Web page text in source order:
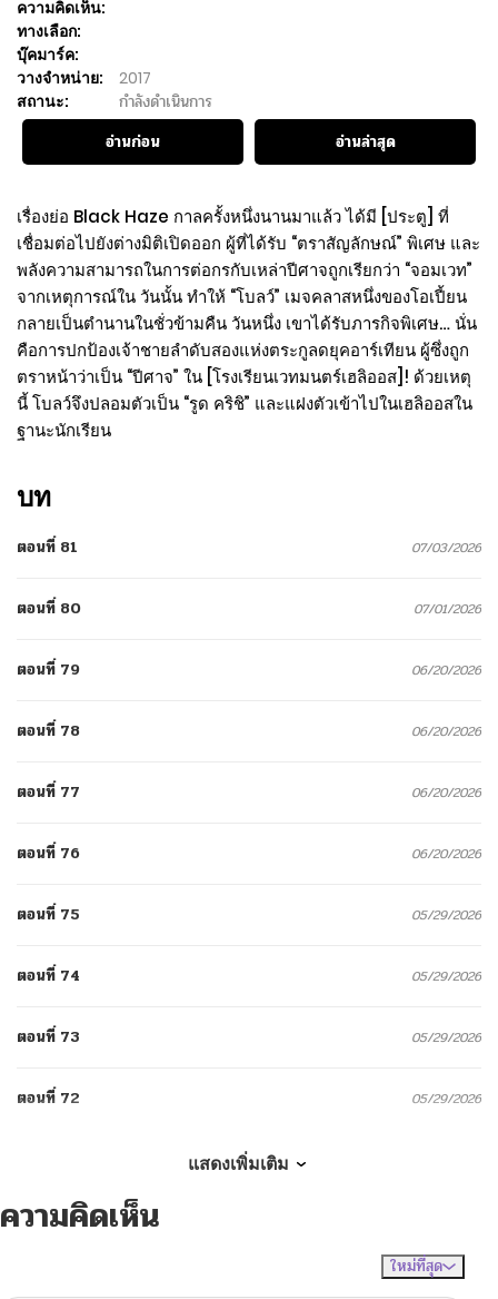
ความคิดเห็น:
ทางเลือก:
บุ๊คมาร์ค:
วางจำหน่าย:
2017
สถานะ:
กำลังดำเนินการ
อ่านก่อน
อ่านล่าสุด
เรื่องย่อ Black Haze กาลครั้งหนึ่งนานมาแล้ว ได้มี [ประตู] ที่
เชื่อมต่อไปยังต่างมิติเปิดออก ผู้ที่ได้รับ “ตราสัญลักษณ์” พิเศษ และ
พลังความสามารถในการต่อกรกับเหล่าปีศาจถูกเรียกว่า “จอมเวท”
จากเหตุการณ์ใน วันนั้น ทำให้ “โบลว์” เมจคลาสหนึ่งของโอเปี้ยน
กลายเป็นตำนานในชั่วข้ามคืน วันหนึ่ง เขาได้รับภารกิจพิเศษ… นั่น
คือการปกป้องเจ้าชายลำดับสองแห่งตระกูลดยุคอาร์เทียน ผู้ซึ่งถูก
ตราหน้าว่าเป็น “ปีศาจ” ใน [โรงเรียนเวทมนตร์เฮลิออส]! ด้วยเหตุ
นี้ โบลว์จึงปลอมตัวเป็น “รูด คริชิ” และแฝงตัวเข้าไปในเฮลิออสใน
ฐานะนักเรียน
บท
ตอนที่ 81 07/03/2026
ตอนที่ 80 07/01/2026
ตอนที่ 79 06/20/2026
ตอนที่ 78 06/20/2026
ตอนที่ 77 06/20/2026
ตอนที่ 76 06/20/2026
ตอนที่ 75 05/29/2026
ตอนที่ 74 05/29/2026
ตอนที่ 73 05/29/2026
ตอนที่ 72 05/29/2026
ตอนที่ 70
05/28/2026
แสดงเพิ่มเติม
ความคิดเห็น
ใหม่ที่สุด